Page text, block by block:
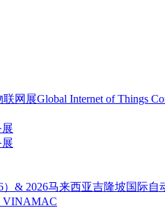
展Global Internet of Things
& 2026马来西亚吉隆坡国际自
VINAMAC